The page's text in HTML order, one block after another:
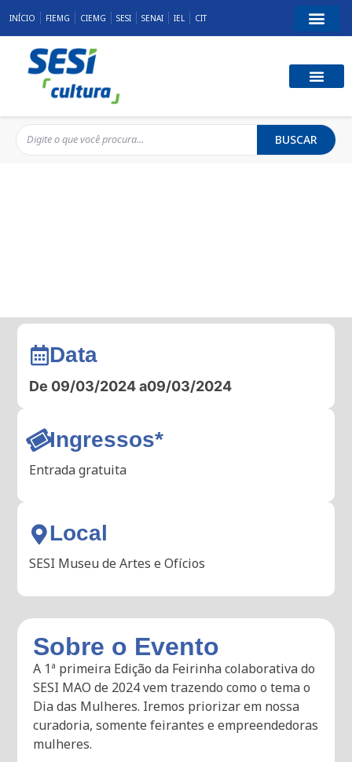
INÍCIO FIEMG CIEMG SESI SENAI IEL CIT
BUSCAR
Data
De 09/03/2024 a09/03/2024
Ingressos*
Entrada gratuita
Local
SESI Museu de Artes e Ofícios
Sobre o Evento
A 1ª primeira Edição da Feirinha colaborativa do
SESI MAO de 2024 vem trazendo como o tema o
Dia das Mulheres. Iremos priorizar em nossa
curadoria, somente feirantes e empreendedoras
mulheres.